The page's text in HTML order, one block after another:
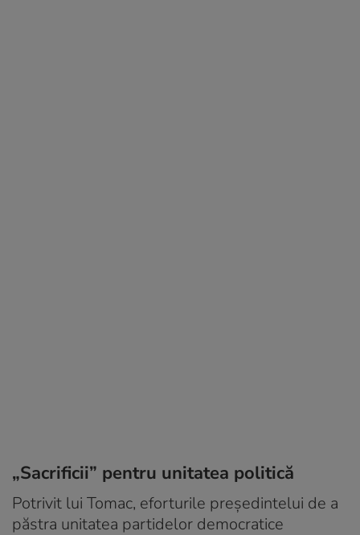
„Sacrificii” pentru unitatea politică
Potrivit lui Tomac, eforturile președintelui de a
păstra unitatea partidelor democratice